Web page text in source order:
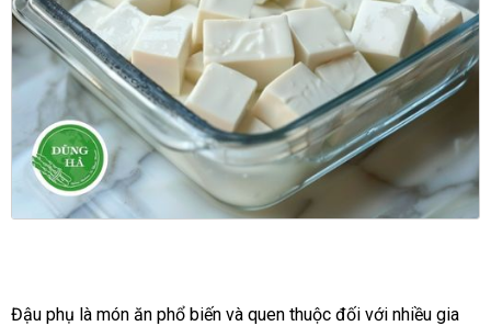
Đậu phụ là món ăn phổ biến và quen thuộc đối với nhiều gia